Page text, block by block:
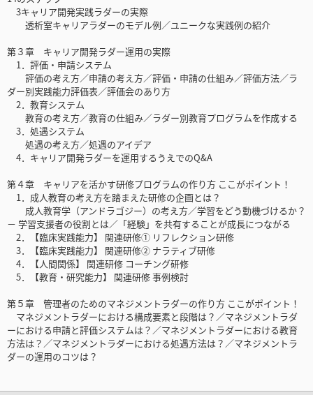
3キャリア開発実践ラダーの実際
透析室キャリアラダーのモデル例／ユニークな実践例の紹介
第３章 キャリア開発ラダー運用の実際
1．評価・申請システム
評価の考え方／申請の考え方／評価・申請の仕組み／評価方法／ラ
ダー別実践能力評価表／評価会のあり方
2．教育システム
教育の考え方／教育の仕組み／ラダー別教育プログラムを作成する
3．処遇システム
処遇の考え方／処遇のアイデア
4．キャリア開発ラダーを運用するうえでのQ&A
第４章 キャリアを活かす研修プログラムの作り方 ここがポイント！
1．成人教育の考え方を踏まえた研修の企画とは？
成人教育学（アンドラゴジー）の考え方／学習をどう動機づけるか？
－ 学習支援者の役割とは／「経験」を共有することが成長につながる
2．【臨床実践能力】 関連研修① リフレクション研修
3．【臨床実践能力】 関連研修② ナラティブ研修
4．【人間関係】 関連研修 コーチング研修
5．【教育・研究能力】 関連研修 事例検討
第５章 管理者のためのマネジメントラダーの作り方 ここがポイント！
マネジメントラダーにおける構成要素と段階は？／マネジメントラダ
ーにおける申請と評価システムは？／マネジメントラダーにおける教育
方法は？／マネジメントラダーにおける処遇方法は？／マネジメントラ
ダーの運用のコツは？